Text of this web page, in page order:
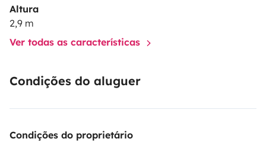
Altura
2,9 m
Ver todas as características
Condições do aluguer
Condições do proprietário